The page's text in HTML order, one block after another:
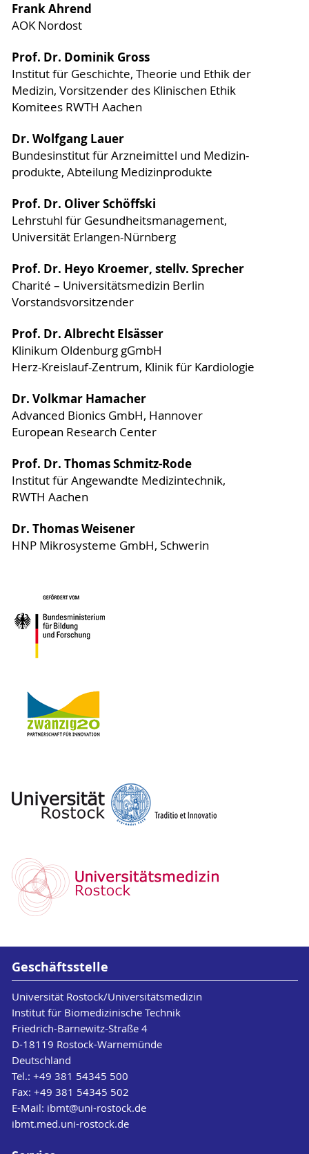
Frank Ahrend
AOK Nordost
Prof. Dr. Dominik Gross
Institut für Geschichte, Theorie und Ethik der
Medizin, Vorsitzender des Klinischen Ethik
Komitees RWTH Aachen
Dr. Wolfgang Lauer
Bundesinstitut für Arzneimittel und Medizin-
produkte, Abteilung Medizinprodukte
Prof. Dr. Oliver Schöffski
Lehrstuhl für Gesundheitsmanagement,
Universität Erlangen-Nürnberg
Prof. Dr. Heyo Kroemer, stellv. Sprecher
Charité – Universitätsmedizin Berlin
Vorstandsvorsitzender
Prof. Dr. Albrecht Elsässer
Klinikum Oldenburg gGmbH
Herz-Kreislauf-Zentrum, Klinik für Kardiologie
Dr. Volkmar Hamacher
Advanced Bionics GmbH, Hannover
European Research Center
Prof. Dr. Thomas Schmitz-Rode
Institut für Angewandte Medizintechnik,
RWTH Aachen
Dr. Thomas Weisener
HNP Mikrosysteme GmbH, Schwerin
Geschäftsstelle
Universität Rostock/Universitätsmedizin
Institut für Biomedizinische Technik
Friedrich-Barnewitz-Straße 4
D-18119 Rostock-Warnemünde
Deutschland
Tel.: +49 381 54345 500
Fax: +49 381 54345 502
E-Mail: ibmt@uni-rostock.de
ibmt.med.uni-rostock.de